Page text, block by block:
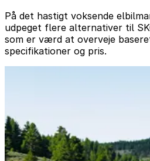
På det hastigt voksende
udpeget flere alternativer til
som er værd at overveje
specifikationer og pris.